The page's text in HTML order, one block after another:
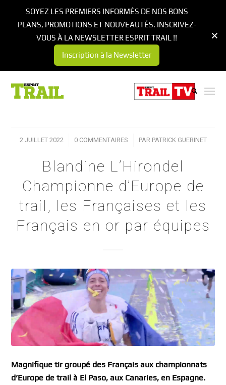
2 JUILLET 2022
/ 0 COMMENTAIRES
/ PAR PATRICK GUERINET
Blandine L’Hirondel
Championne d’Europe de
trail, les Françaises et les
Français en or par équipes
Magnifique tir groupé des Français aux championnats
d’Europe de trail à El Paso, aux Canaries, en Espagne.
SOYEZ LES PREMIERS INFORMÉS DE NOS BONS
PLANS, PROMOTIONS ET NOUVEAUTÉS. INSCRIVEZ-
VOUS À LA NEWSLETTER ESPRIT TRAIL !!
Inscription à la Newsletter